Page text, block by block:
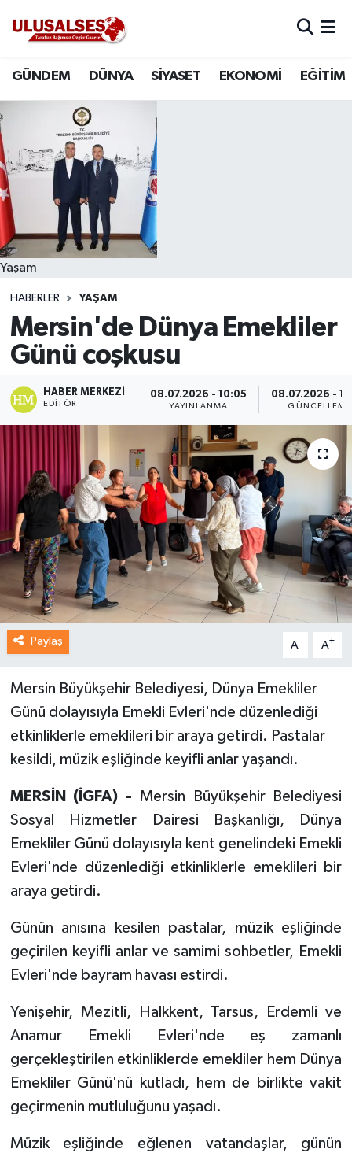
GÜNDEM DÜNYA SİYASET EKONOMİ EĞİTİM
Yaşam
HABERLER YAŞAM
Mersin'de Dünya Emekliler
Günü coşkusu
HABER MERKEZI
EDITÖR
08.07.2026 - 10:05
YAYINLANMA
08.07.2026 -
GÜNCELLEME
Paylaş A- A+
Mersin Büyükşehir Belediyesi, Dünya Emekliler
Günü dolayısıyla Emekli Evleri'nde düzenlediği
etkinliklerle emeklileri bir araya getirdi. Pastalar
kesildi, müzik eşliğinde keyifli anlar yaşandı.
MERSİN (İGFA) - Mersin Büyükşehir Belediyesi
Sosyal Hizmetler Dairesi Başkanlığı, Dünya
Emekliler Günü dolayısıyla kent genelindeki Emekli
Evleri'nde düzenlediği etkinliklerle emeklileri bir
araya getirdi.
Günün anısına kesilen pastalar, müzik eşliğinde
geçirilen keyifli anlar ve samimi sohbetler, Emekli
Evleri'nde bayram havası estirdi.
Yenişehir, Mezitli, Halkkent, Tarsus, Erdemli ve
Anamur Emekli Evleri'nde eş zamanlı
gerçekleştirilen etkinliklerde emekliler hem Dünya
Emekliler Günü'nü kutladı, hem de birlikte vakit
geçirmenin mutluluğunu yaşadı.
Müzik eşliğinde eğlenen vatandaşlar, günün
DÜNYA
SİYASET
EKONOMİ
EĞİTİM
SAĞLIK
MAGAZİN
SPOR
Trafik Durumu
Süper Lig Puan Durumu ve Fikstür
Tüm Manşetler
Son Dakika Haberleri
Haber Arşivi